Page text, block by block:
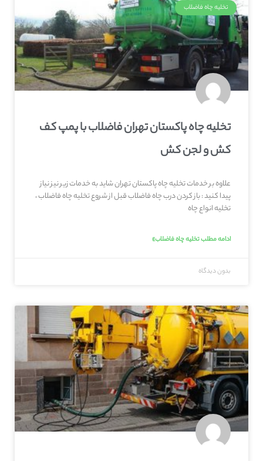
تخلیه چاه فاضلاب
تخلیه چاه پاکستان تهران فاضلاب با پمپ کف
کش و لجن کش
علاوه بر خدمات تخلیه چاه پاکستان تهران شاید به خدمات زیر نیز نیاز
پیدا کنید : باز کردن درب چاه فاضلاب قبل از شروع تخلیه چاه فاضلاب ،
تخلیه انواع چاه
ادامه مطلب تخلیه چاه فاضلاب»
بدون دیدگاه